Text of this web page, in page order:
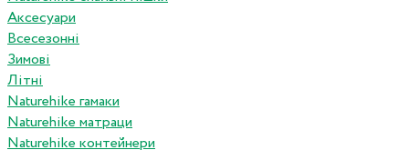
Аксесуари
Всесезонні
Зимові
Літні
Naturehike гамаки
Naturehike матраци
Naturehike контейнери